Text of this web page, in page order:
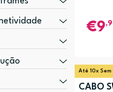
(TWS) (1)
9
Até 10x Sem
CABO